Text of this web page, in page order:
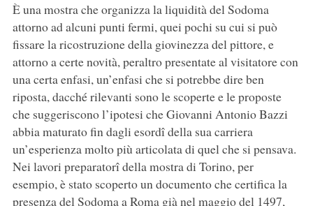
È una mostra che organizza la liquidità del Sodoma
attorno ad alcuni punti fermi, quei pochi su cui si può
fissare la ricostruzione della giovinezza del pittore, e
attorno a certe novità, peraltro presentate al visitatore con
una certa enfasi, un’enfasi che si potrebbe dire ben
riposta, dacché rilevanti sono le scoperte e le proposte
che suggeriscono l’ipotesi che Giovanni Antonio Bazzi
abbia maturato fin dagli esordî della sua carriera
un’esperienza molto più articolata di quel che si pensava.
Nei lavori preparatorî della mostra di Torino, per
esempio, è stato scoperto un documento che certifica la
presenza del Sodoma a Roma già nel maggio del 1497,